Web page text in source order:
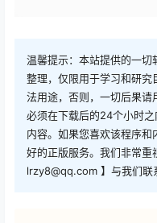
温馨提示：本站提供的一
整理，仅限用于学习和研
法用途，否则，一切后果请
必须在下载后的24个小时
内容。如果您喜欢该程序
好的正版服务。我们非常
lrzy8@qq.com 】与我们联